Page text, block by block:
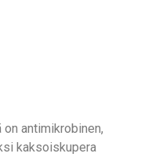
antimikrobinen,
kaksoiskupera